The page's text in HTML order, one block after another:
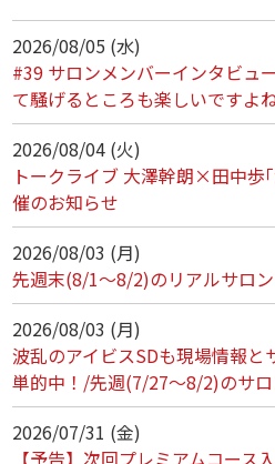
2026/08/05 (水)
#39 サロンメンバーインタビュ
て騒げるところも楽しいですよね
2026/08/04 (火)
トークライブ 大澤幹朗×田中歩
催のお知らせ
2026/08/03 (月)
先週末(8/1～8/2)のリアルサロ
2026/08/03 (月)
波乱のアイビスSDも現場情報
単的中！/先週(7/27～8/2)のサ
2026/07/31 (金)